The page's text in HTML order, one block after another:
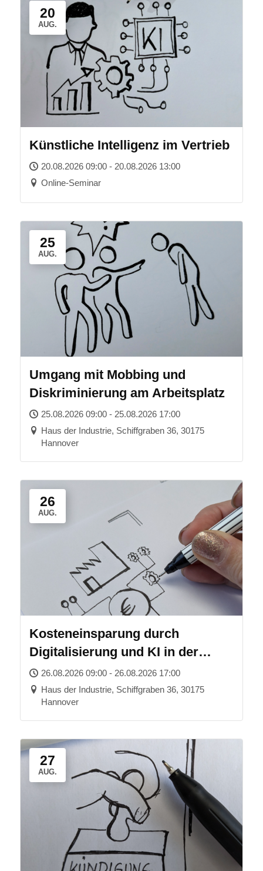
20
AUG.
Künstliche Intelligenz im Vertrieb
20.08.2026 09:00 - 20.08.2026 13:00
Online-Seminar
25
AUG.
Umgang mit Mobbing und
Diskriminierung am Arbeitsplatz
25.08.2026 09:00 - 25.08.2026 17:00
Haus der Industrie, Schiffgraben 36, 30175
Hannover
26
AUG.
Kosteneinsparung durch
Digitalisierung und KI in der
Produktion
26.08.2026 09:00 - 26.08.2026 17:00
Haus der Industrie, Schiffgraben 36, 30175
Hannover
27
AUG.